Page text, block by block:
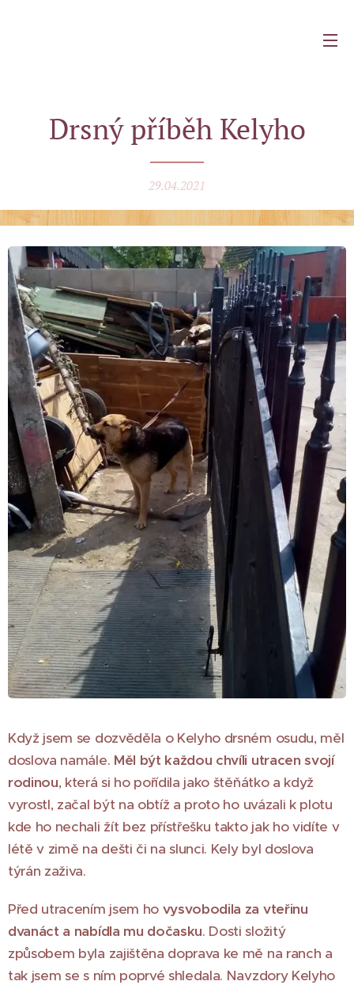
Drsný příběh Kelyho
29.04.2021
Když jsem se dozvěděla o Kelyho drsném osudu, měl
doslova namále. Měl být každou chvíli utracen svojí
rodinou, která si ho pořídila jako štěňátko a když
vyrostl, začal být na obtíž a proto ho uvázali k plotu
kde ho nechali žít bez přístřešku takto jak ho vidíte v
létě v zimě na dešti či na slunci. Kely byl doslova
týrán zaživa.
Před utracením jsem hovysvobodila za vteřinu
dvanáct a nabídla mu dočasku. Dosti složitý
způsobem byla zajištěna doprava ke mě na ranch a
tak jsem se s ním poprvé shledala. Navzdory Kelyho